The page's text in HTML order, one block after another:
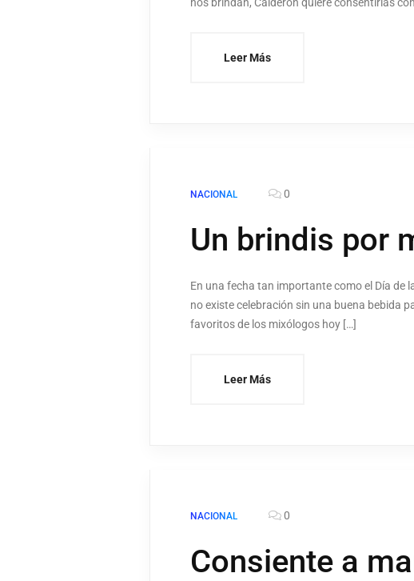
Leer Más
NACIONAL 0
Un brindis por
En una fecha tan importante como el Día de
no existe celebración sin una buena bebida
favoritos de los mixólogos hoy […]
Leer Más
NACIONAL 0
Consiente a